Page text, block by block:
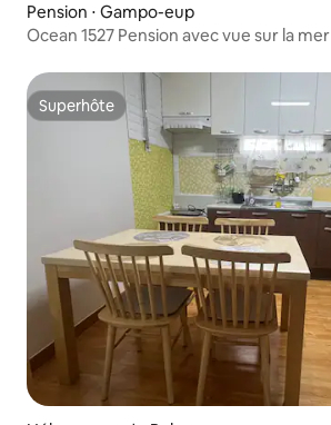
Pension ⋅ Gampo-eup
Ocean 1527 Pension avec vue sur la mer
Superhôte
Superhôte